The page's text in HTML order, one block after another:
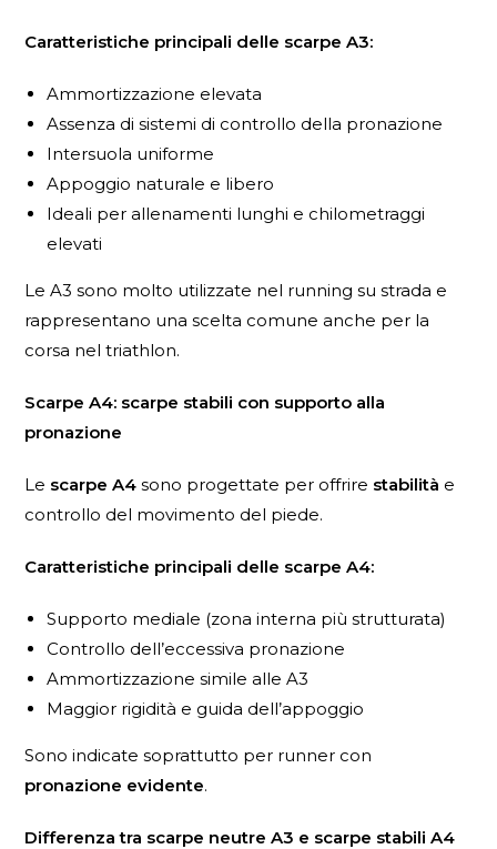
Caratteristiche principali delle scarpe A3:
Ammortizzazione elevata
Assenza di sistemi di controllo della pronazione
Intersuola uniforme
Appoggio naturale e libero
Ideali per allenamenti lunghi e chilometraggi
elevati
Le A3 sono molto utilizzate nel running su strada e
rappresentano una scelta comune anche per la
corsa nel triathlon.
Scarpe A4: scarpe stabili con supporto alla
pronazione
Le scarpe A4 sono progettate per offrire stabilità e
controllo del movimento del piede.
Caratteristiche principali delle scarpe A4:
Supporto mediale (zona interna più strutturata)
Controllo dell’eccessiva pronazione
Ammortizzazione simile alle A3
Maggior rigidità e guida dell’appoggio
Sono indicate soprattutto per runner con
pronazione evidente.
Differenza tra scarpe neutre A3 e scarpe stabili A4